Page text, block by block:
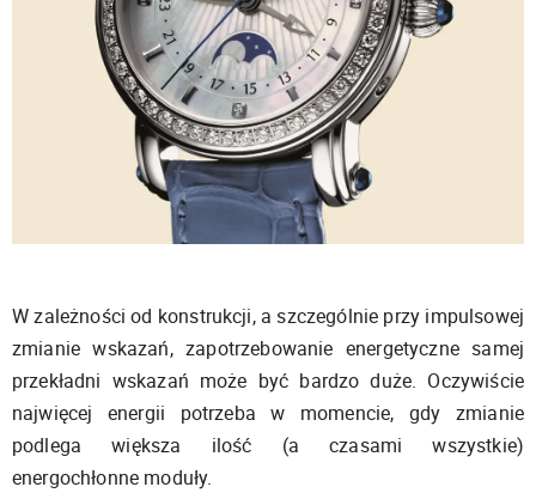
W zależności od konstrukcji, a szczególnie przy impulsowej
zmianie wskazań, zapotrzebowanie energetyczne samej
przekładni wskazań może być bardzo duże. Oczywiście
najwięcej energii potrzeba w momencie, gdy zmianie
podlega większa ilość (a czasami wszystkie)
energochłonne moduły.